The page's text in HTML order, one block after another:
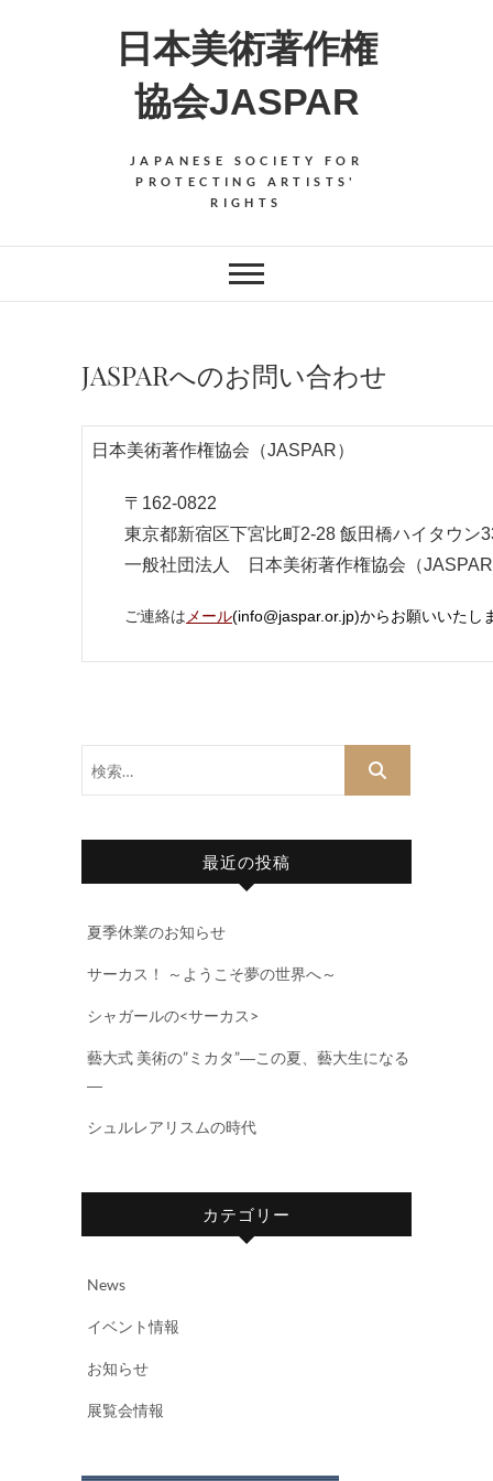
日本美術著作権
協会JASPAR
JAPANESE SOCIETY FOR
PROTECTING ARTISTS'
RIGHTS
JASPARへのお問い合わせ
日本美術著作権協会（JASPAR）
〒162-0822
東京都新宿区下宮比町2-28 飯田橋ハイタウン
一般社団法人 日本美術著作権協会（
ご連絡は メール(info@jaspar.or.jp)からお願いいたし
最近の投稿
夏季休業のお知らせ
サーカス！ ～ようこそ夢の世界へ～
シャガールの<サーカス>
藝大式 美術の”ミカタ”―この夏、藝大生になる
―
シュルレアリスムの時代
カテゴリー
News
イベント情報
お知らせ
展覧会情報